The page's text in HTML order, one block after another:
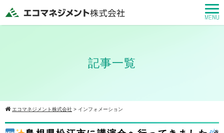
記事一覧
エコマネジメント株式会社 > インフォメーション